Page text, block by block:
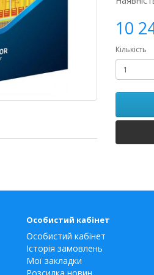
10
Кількість
Особистий кабінет
Особистий кабінет
Історія замовлень
Мої закладки